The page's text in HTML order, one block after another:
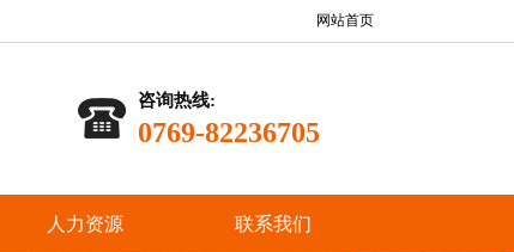
网站首页
咨询热线:
0769-82236705
人力资源 联系我们